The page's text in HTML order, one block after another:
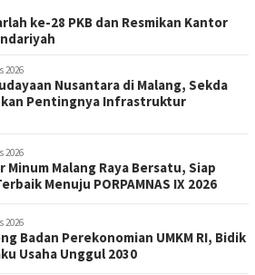
ke-28 PKB dan Resmikan Kantor
2026
Nusantara di Malang, Sekda
Pentingnya Infrastruktur
2026
Minum Malang Raya Bersatu, Siap
Menuju PORPAMNAS IX 2026
2026
Badan Perekonomian UMKM RI, Bidik
Usaha Unggul 2030